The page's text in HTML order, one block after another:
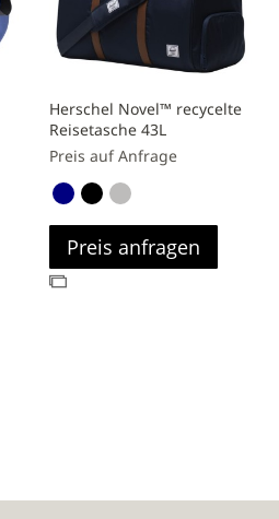
Herschel Novel™ recycelte
Reisetasche 43L
Preis auf Anfrage
Preis anfragen
Zur